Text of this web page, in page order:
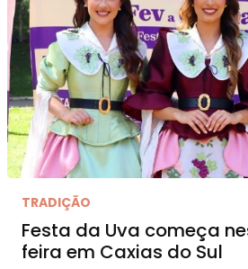
TRADIÇÃO
Festa da Uva começa
feira em Caxias do Sul